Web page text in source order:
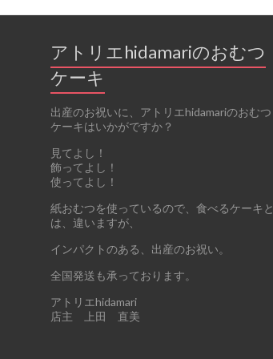
アトリエhidamariのおむつ
ケーキ
出産のお祝いに、アトリエhidamariのおむつ
ケーキはいかがですか？
見てよし！
飾ってよし！
使ってよし！
紙おむつを使っているので、食べるケーキと
は、違いますが、
インパクトのある、出産のお祝い。
全国発送も承っております。
アトリエhidamari
店主 上田 直美